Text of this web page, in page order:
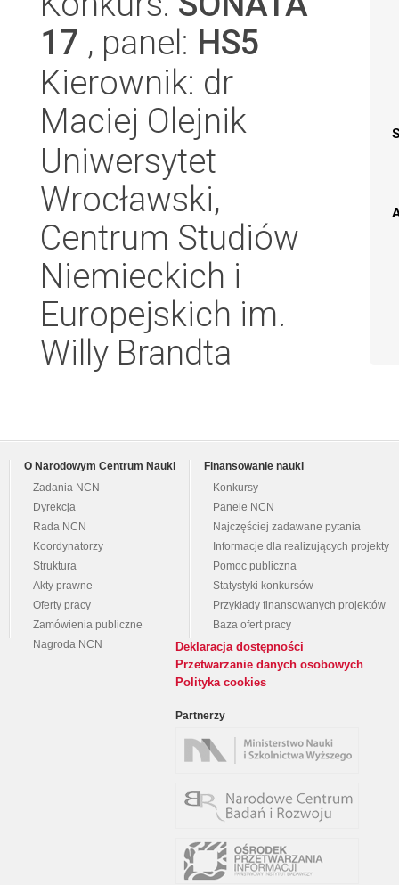
17 , panel: HS5
Kierownik: dr
Maciej Olejnik
Uniwersytet
Wrocławski,
Centrum Studiów
Niemieckich i
Europejskich im.
Willy Brandta
O Narodowym Centrum Nauki
Zadania NCN
Dyrekcja
Rada NCN
Koordynatorzy
Struktura
Akty prawne
Oferty pracy
Zamówienia publiczne
Nagroda NCN
Finansowanie nauki
Konkursy
Panele NCN
Najczęściej zadawane pytania
Informacje dla realizujących projekty
Pomoc publiczna
Statystyki konkursów
Przykłady finansowanych projektów
Baza ofert pracy
Deklaracja dostępności
Przetwarzanie danych osobowych
Polityka cookies
Partnerzy